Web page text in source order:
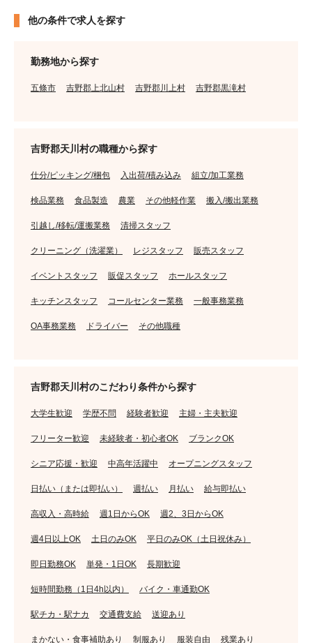
他の条件で求人を探す
勤務地から探す
五條市 吉野郡上北山村 吉野郡川上村 吉野郡黒滝村
吉野郡天川村の職種から探す
仕分/ピッキング/梱包 入出荷/積み込み 組立/加工業務
検品業務 食品製造 農業 その他軽作業 搬入/搬出業務
引越し/移転/運搬業務 清掃スタッフ
クリーニング（洗濯業） レジスタッフ 販売スタッフ
イベントスタッフ 販促スタッフ ホールスタッフ
キッチンスタッフ コールセンター業務 一般事務業務
OA事務業務 ドライバー その他職種
吉野郡天川村のこだわり条件から探す
大学生歓迎 学歴不問 経験者歓迎 主婦・主夫歓迎
フリーター歓迎 未経験者・初心者OK ブランクOK
シニア応援・歓迎 中高年活躍中 オープニングスタッフ
日払い（または即払い） 週払い 月払い 給与即払い
高収入・高時給 週1日からOK 週2、3日からOK
週4日以上OK 土日のみOK 平日のみOK（土日祝休み）
即日勤務OK 単発・1日OK 長期歓迎
短時間勤務（1日4h以内） バイク・車通勤OK
駅チカ・駅ナカ 交通費支給 送迎あり
まかない・食事補助あり 制服あり 服装自由 残業あり